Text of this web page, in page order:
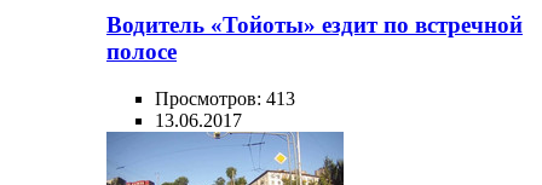
Водитель «Тойоты» ездит по встречной
полосе
Просмотров: 413
13.06.2017